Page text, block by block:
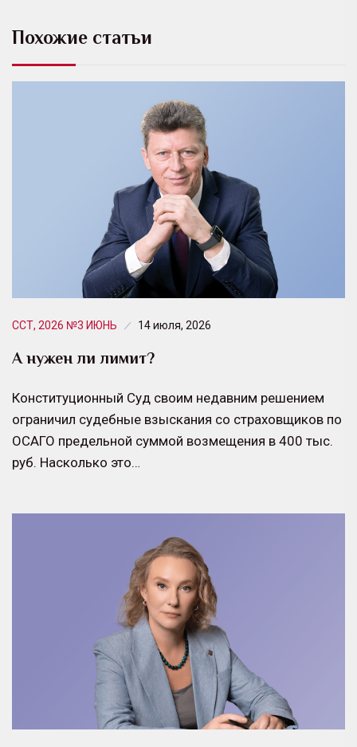
Похожие статьи
ССТ, 2026 №3 ИЮНЬ 14 июля, 2026
А нужен ли лимит?
Конституционный Суд своим недавним решением
ограничил судебные взыскания со страховщиков по
ОСАГО предельной суммой возмещения в 400 тыс.
руб. Насколько это…